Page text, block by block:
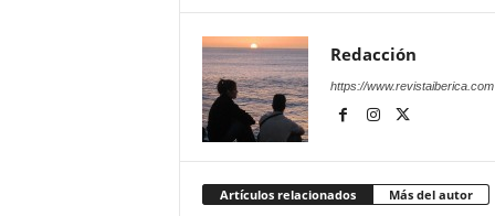
Redacción
https://www.revistaiberica.com
Artículos relacionados Más del autor